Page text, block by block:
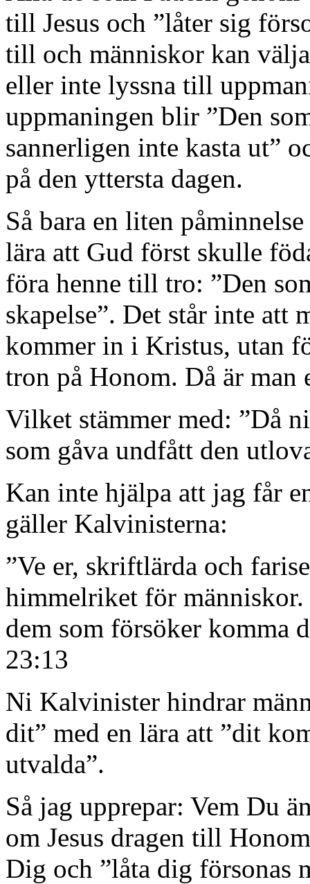
till Jesus och ”låter sig
till och människor kan
eller inte lyssna till
uppmaningen blir ”Den
sannerligen inte kasta ut”
på den yttersta dagen.
Så bara en liten
lära att Gud först skulle
föra henne till tro: ”Den
skapelse”. Det står inte att
kommer in i Kristus, utan
tron på Honom. Då är man
Vilket stämmer med: ”Då
som gåva undfått den
Kan inte hjälpa att jag får
gäller Kalvinisterna:
”Ve er, skriftlärda och
himmelriket för
dem som försöker komma
23:13
Ni Kalvinister hindrar
dit” med en lära att ”dit
utvalda”.
Så jag upprepar: Vem Du
om Jesus dragen till
Dig och ”låta dig försonas